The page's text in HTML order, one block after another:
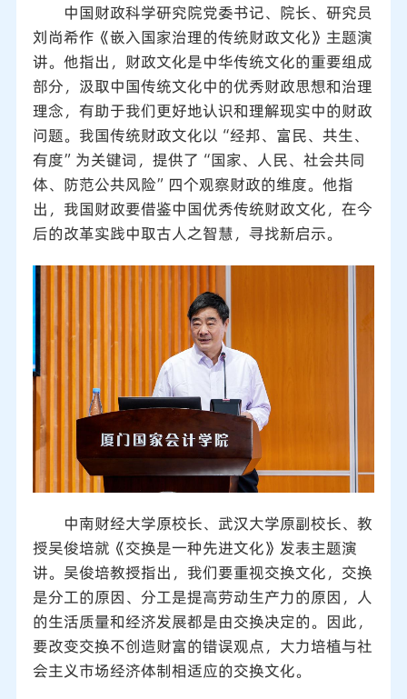
中国财政科学研究院党委书记、院长、研究员
刘尚希作《嵌入国家治理的传统财政文化》主题演
讲。他指出，财政文化是中华传统文化的重要组成
部分，汲取中国传统文化中的优秀财政思想和治理
理念，有助于我们更好地认识和理解现实中的财政
问题。我国传统财政文化以“经邦、富民、共生、
有度”为关键词，提供了“国家、人民、社会共同
体、防范公共风险”四个观察财政的维度。他指
出，我国财政要借鉴中国优秀传统财政文化，在今
后的改革实践中取古人之智慧，寻找新启示。
中南财经大学原校长、武汉大学原副校长、教
授吴俊培就《交换是一种先进文化》发表主题演
讲。吴俊培教授指出，我们要重视交换文化，交换
是分工的原因、分工是提高劳动生产力的原因，人
的生活质量和经济发展都是由交换决定的。因此，
要改变交换不创造财富的错误观点，大力培植与社
会主义市场经济体制相适应的交换文化。